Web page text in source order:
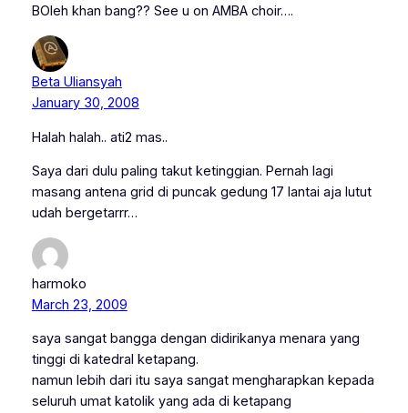
BOleh khan bang?? See u on AMBA choir….
Beta Uliansyah
January 30, 2008
Halah halah.. ati2 mas..
Saya dari dulu paling takut ketinggian. Pernah lagi
masang antena grid di puncak gedung 17 lantai aja lutut
udah bergetarrr…
harmoko
March 23, 2009
saya sangat bangga dengan didirikanya menara yang
tinggi di katedral ketapang.
namun lebih dari itu saya sangat mengharapkan kepada
seluruh umat katolik yang ada di ketapang